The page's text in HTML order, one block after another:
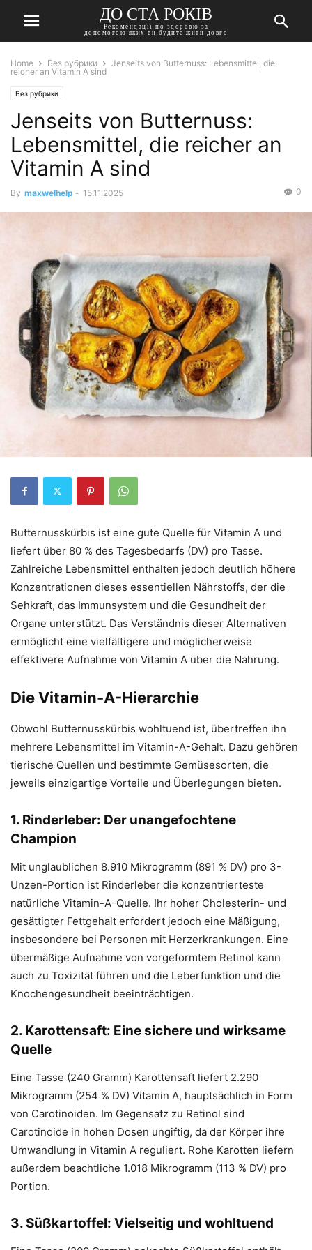
ДО СТА РОКІВ
Рекомендації по здоровю за
допомогою яких ви будите жити довго
Home Без рубрики
Jenseits von Butternuss: Lebensmittel, die
reicher an Vitamin A sind
Без рубрики
Jenseits von Butternuss:
Lebensmittel, die reicher an
Vitamin A sind
By maxwelhelp - 15.11.2025 0
Butternusskürbis ist eine gute Quelle für Vitamin A und
liefert über 80 % des Tagesbedarfs (DV) pro Tasse.
Zahlreiche Lebensmittel enthalten jedoch deutlich höhere
Konzentrationen dieses essentiellen Nährstoffs, der die
Sehkraft, das Immunsystem und die Gesundheit der
Organe unterstützt. Das Verständnis dieser Alternativen
ermöglicht eine vielfältigere und möglicherweise
effektivere Aufnahme von Vitamin A über die Nahrung.
Die Vitamin-A-Hierarchie
Obwohl Butternusskürbis wohltuend ist, übertreffen ihn
mehrere Lebensmittel im Vitamin-A-Gehalt. Dazu gehören
tierische Quellen und bestimmte Gemüsesorten, die
jeweils einzigartige Vorteile und Überlegungen bieten.
1. Rinderleber: Der unangefochtene
Champion
Mit unglaublichen 8.910 Mikrogramm (891 % DV) pro 3-
Unzen-Portion ist Rinderleber die konzentrierteste
natürliche Vitamin-A-Quelle. Ihr hoher Cholesterin- und
gesättigter Fettgehalt erfordert jedoch eine Mäßigung,
insbesondere bei Personen mit Herzerkrankungen. Eine
übermäßige Aufnahme von vorgeformtem Retinol kann
auch zu Toxizität führen und die Leberfunktion und die
Knochengesundheit beeinträchtigen.
2. Karottensaft: Eine sichere und wirksame
Quelle
Eine Tasse (240 Gramm) Karottensaft liefert 2.290
Mikrogramm (254 % DV) Vitamin A, hauptsächlich in Form
von Carotinoiden. Im Gegensatz zu Retinol sind
Carotinoide in hohen Dosen ungiftig, da der Körper ihre
Umwandlung in Vitamin A reguliert. Rohe Karotten liefern
außerdem beachtliche 1.018 Mikrogramm (113 % DV) pro
Portion.
3. Süßkartoffel: Vielseitig und wohltuend